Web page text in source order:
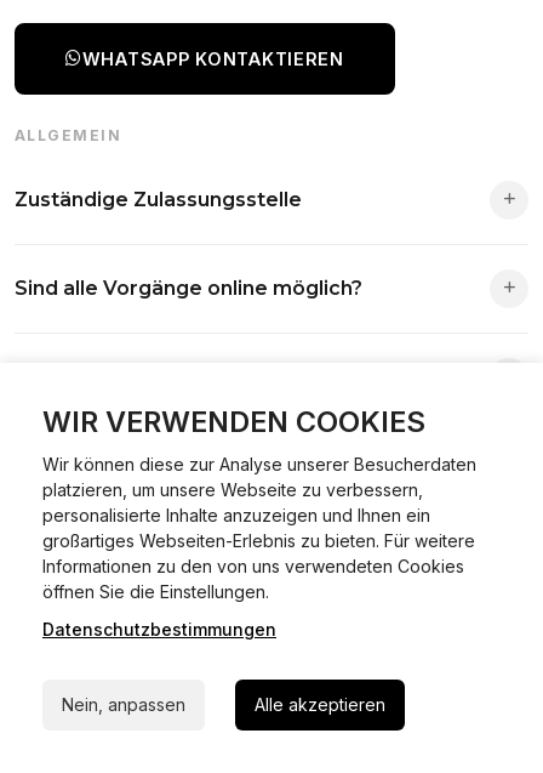
WIR VERWENDEN COOKIES
Wir können diese zur Analyse unserer Besucherdaten
platzieren, um unsere Webseite zu verbessern,
personalisierte Inhalte anzuzeigen und Ihnen ein
großartiges Webseiten-Erlebnis zu bieten. Für weitere
Informationen zu den von uns verwendeten Cookies
öffnen Sie die Einstellungen.
Datenschutzbestimmungen
Nein, anpassen Alle akzeptieren
WHATSAPP KONTAKTIEREN
ALLGEMEIN
Zuständige Zulassungsstelle
Antrag wird automatisch an die richtige Stelle weitergeleitet.
Sind alle Vorgänge online möglich?
01.01.2015.
Ein Internetverfahren, mit dem du Fahrzeuge anmelden,
ummelden oder abmelden kannst – inklusive Dateneingabe,
Dokumentprüfung und Bezahlung.
Welche Vorteile gibt es?
Zeitersparnis, flexible Durchführung, kein Besuch der
Behörde notwendig.
Welche Unterlagen werden benötigt?
Versicherungsnachweis, falls erforderlich TÜV-Bericht.
Wie sicher ist das Verfahren?
Die Prozesse laufen über gesicherte Verbindungen mit
Kann ich mein Fahrzeug online ummelden oder